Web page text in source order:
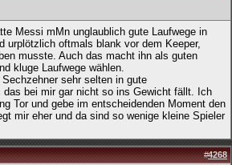
Messi mMn unglaublich gute Laufwege in
urplötzlich oftmals blank vor dem Keeper,
musste. Auch das macht ihn als guten
kluge Laufwege wählen.
sehr selten in gute
bei mir gar nicht so ins Gewicht fällt. Ich
Tor und gebe im entscheidenden Moment den
mir eher und da sind so wenige kleine Spieler
#4268